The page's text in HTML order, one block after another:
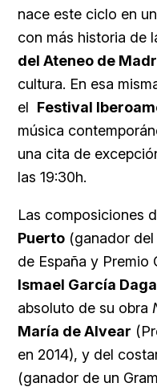
nace este ciclo en
con más historia de
del Ateneo de
cultura. En esa
el Festival
música
una cita de
las 19:30h.
Las composiciones
Puerto (ganador
de España y Premio
Ismael García
absoluto de su obra
María de Alvear
en 2014), y del
(ganador de un